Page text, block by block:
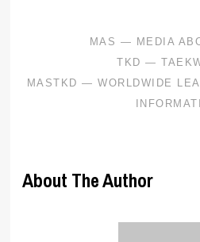
About The Author